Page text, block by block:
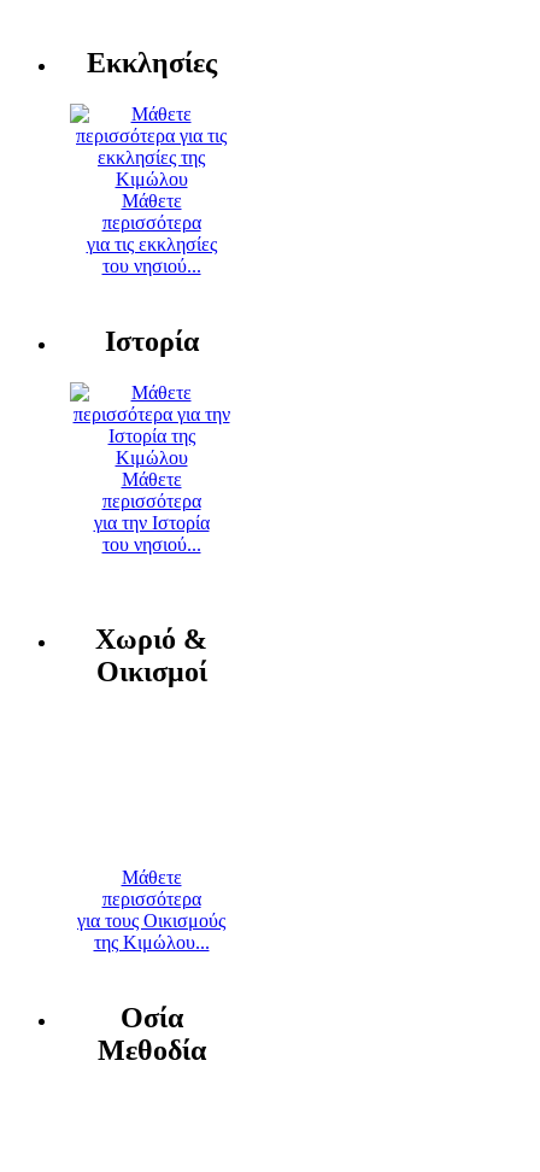
Εκκλησίες
Μάθετε
περισσότερα
για τις εκκλησίες
του νησιού...
Ιστορία
Μάθετε
περισσότερα
για την Ιστορία
του νησιού...
Χωριό &
Οικισμοί
Μάθετε
περισσότερα
για τους Οικισμούς
της Κιμώλου...
Οσία
Μεθοδία